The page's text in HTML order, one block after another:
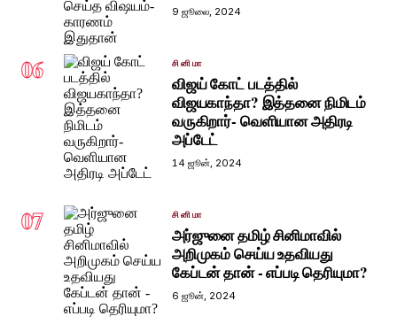
9 ஜூலை, 2024
06 சினிமா
விஜய் கோட் படத்தில்
விஜயகாந்தா? இத்தனை நிமிடம்
வருகிறார்- வெளியான அதிரடி
அப்டேட்
14 ஜூன், 2024
07 சினிமா
அர்ஜுனை தமிழ் சினிமாவில்
அறிமுகம் செய்ய உதவியது
கேப்டன் தான் - எப்படி தெரியுமா?
6 ஜூன், 2024